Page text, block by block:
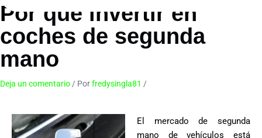
Por qué invertir en
coches de segunda
mano
Deja un comentario / Porfredysingla81 /
El mercado de segunda
mano de vehículos está